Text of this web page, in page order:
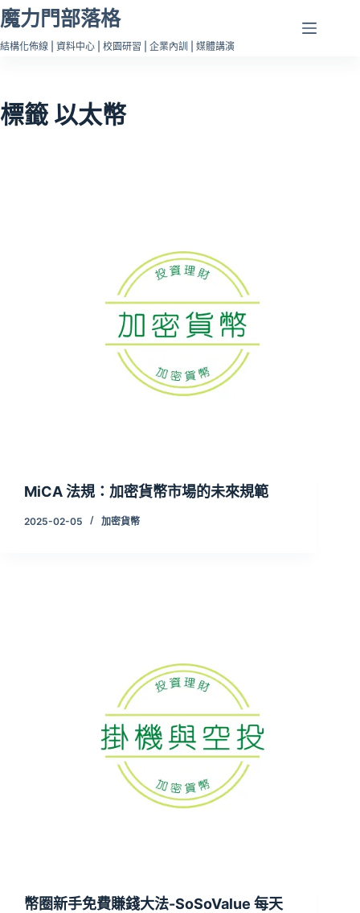
跳
至
主
容
魔力門部落格
結構化佈線 | 資料中心 | 校園研習 | 企業內訓 | 媒體講演
標籤 以太幣
MiCA 法規：加密貨幣市場的未來規範
2025-02-05 加密貨幣
幣圈新手免費賺錢大法-SoSoValue 每天